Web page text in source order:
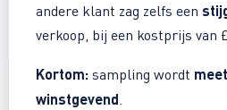
andere klant zag zelfs een
verkoop, bij een kostprijs van
Kortom: sampling wordt
winstgevend.